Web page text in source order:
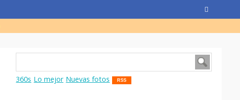
360s Lo mejor Nuevas fotos RSS